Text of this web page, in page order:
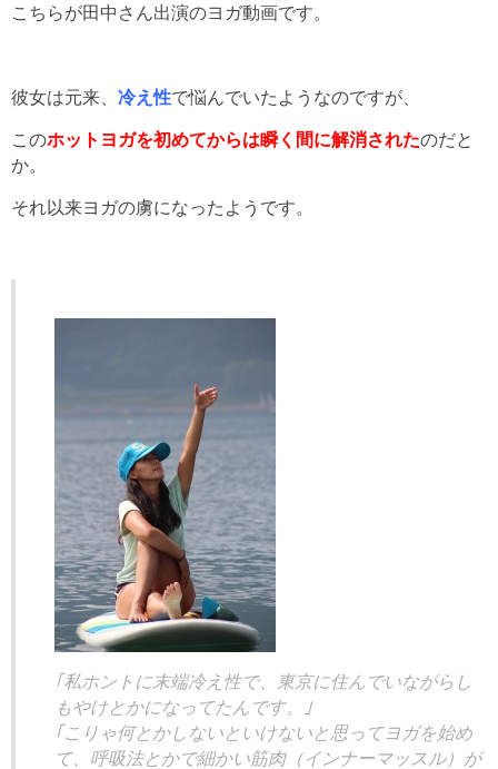
こちらが田中さん出演のヨガ動画です。
彼女は元来、 冷え性で悩んでいたようなのですが、
このホットヨガを初めてからは瞬く間に解消されたのだと
か。
それ以来ヨガの虜になったようです。
｢私ホントに末端冷え性で、東京に住んでいながらし
もやけとかになってたんです。｣
｢こりゃ何とかしないといけないと思ってヨガを始め
て、呼吸法とかで細かい筋肉（インナーマッスル）が